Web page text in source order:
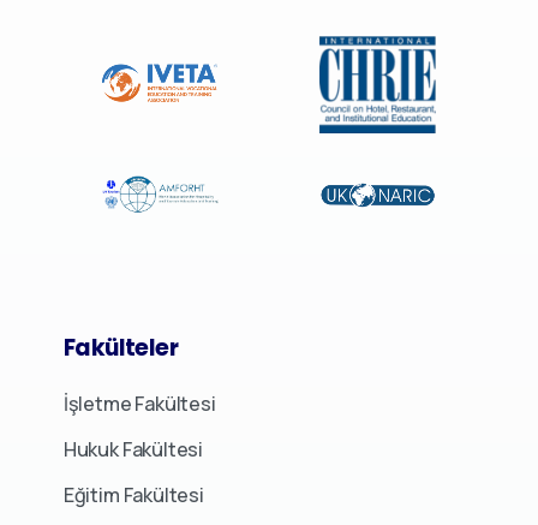
Fakülteler
İşletme Fakültesi
Hukuk Fakültesi
Eğitim Fakültesi